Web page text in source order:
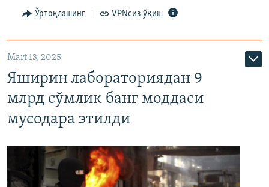
Ўртоқлашинг VPNсиз ўқиш
Mart 13, 2025
Яширин лабораториядан 9
млрд сўмлик банг моддаси
мусодара этилди